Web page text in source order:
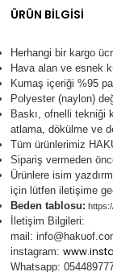
ÜRÜN BİLGİSİ
Herhangi bir kargo
Hava alan ve esnek
Kumaş içeriği %95
Polyester (naylon)
Baskı, ofnelli tekniği
atlama, dökülme ve
Tüm ürünlerimiz
Sipariş vermeden
Ürünlere isim
için lütfen iletişime
Beden tablosu:
İletişim Bilgileri:
mail:
instagram:
Whatsapp: